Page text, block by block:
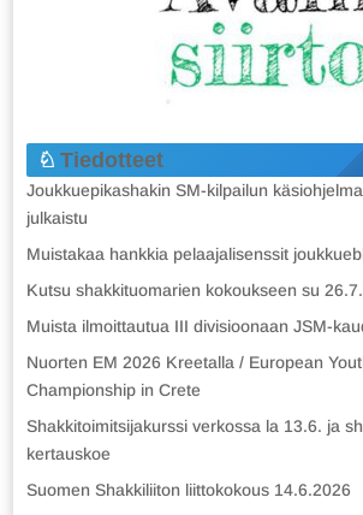
Tiedotteet
Joukkuepikashakin SM-kilpailun
julkaistu
Muistakaa hankkia pelaajalisenssit
Kutsu shakkituomarien kokoukseen su
Muista ilmoittautua III divisioonaan JSM-
Nuorten EM 2026 Kreetalla / European
Championship in Crete
Shakkitoimitsijakurssi verkossa la 13.6. ja
kertauskoe
Suomen Shakkiliiton liittokokous 14.6.2026